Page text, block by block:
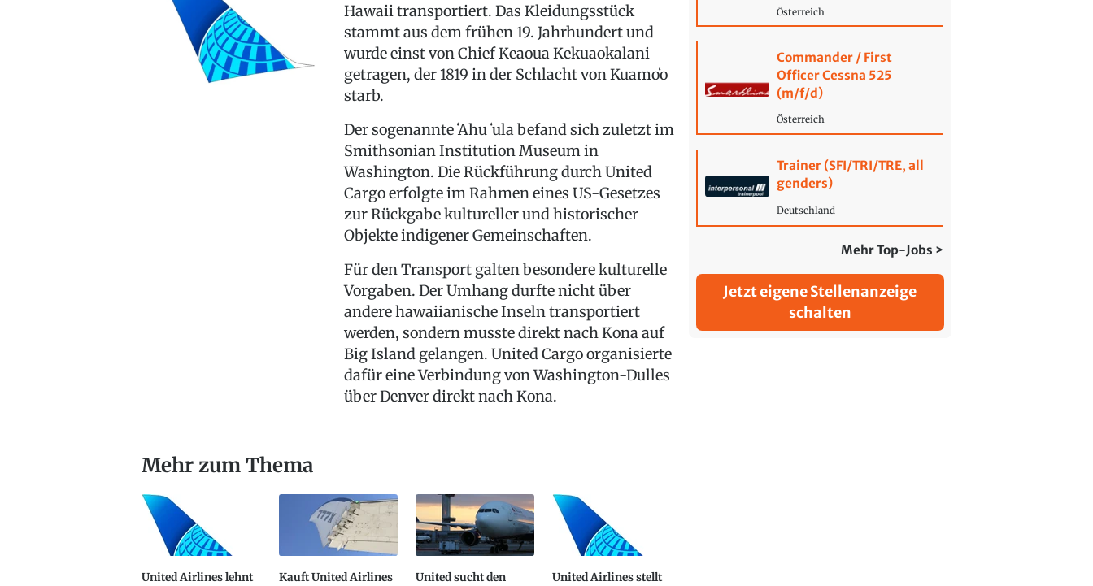
Hawaii transportiert. Das Kleidungsstück
stammt aus dem frühen 19. Jahrhundert und
wurde einst von Chief Keaoua Kekuaokalani
getragen, der 1819 in der Schlacht von Kuamoʻo
starb.
Der sogenannte ʻAhu ʻula befand sich zuletzt im
Smithsonian Institution Museum in
Washington. Die Rückführung durch United
Cargo erfolgte im Rahmen eines US-Gesetzes
zur Rückgabe kultureller und historischer
Objekte indigener Gemeinschaften.
Für den Transport galten besondere kulturelle
Vorgaben. Der Umhang durfte nicht über
andere hawaiianische Inseln transportiert
werden, sondern musste direkt nach Kona auf
Big Island gelangen. United Cargo organisierte
dafür eine Verbindung von Washington-Dulles
über Denver direkt nach Kona.
Mehr zum Thema
United Airlines lehnt
Kauft United Airlines
United sucht den
United Airlines stellt
Österreich
Commander / First
Officer Cessna 525
(m/f/d)
Österreich
Trainer (SFI/TRI/TRE, all
genders)
Deutschland
Mehr Top-Jobs >
Jetzt eigene Stellenanzeige
schalten